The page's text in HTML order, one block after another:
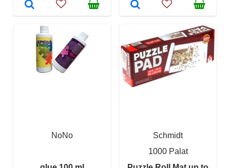
NoNo
Schmidt
1000 Palat